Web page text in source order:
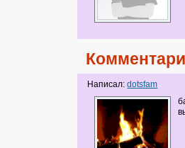
Написал:dotsfam